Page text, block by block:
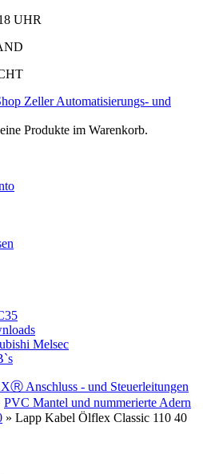
UHR
Zeller Automatisierungs- und
Produkte im Warenkorb.
Melsec
Anschluss - und Steuerleitungen
PVC Mantel und nummerierte Adern
» Lapp Kabel Ölflex Classic 110 40